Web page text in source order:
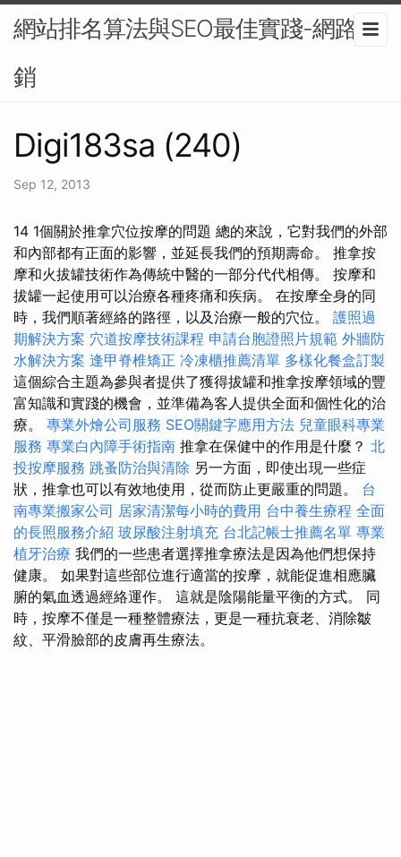
網站排名算法與SEO最佳實踐-網路行
銷
Digi183sa (240)
Sep 12, 2013
14 1個關於推拿穴位按摩的問題 總的來說，它對我們的外部
和內部都有正面的影響，並延長我們的預期壽命。 推拿按
摩和火拔罐技術作為傳統中醫的一部分代代相傳。 按摩和
拔罐一起使用可以治療各種疼痛和疾病。 在按摩全身的同
時，我們順著經絡的路徑，以及治療一般的穴位。 護照過
期解決方案 穴道按摩技術課程 申請台胞證照片規範 外牆防
水解決方案 逢甲脊椎矯正 冷凍櫃推薦清單 多樣化餐盒訂製
這個綜合主題為參與者提供了獲得拔罐和推拿按摩領域的豐
富知識和實踐的機會，並準備為客人提供全面和個性化的治
療。 專業外燴公司服務 SEO關鍵字應用方法 兒童眼科專業
服務 專業白內障手術指南 推拿在保健中的作用是什麼？ 北
投按摩服務 跳蚤防治與清除 另一方面，即使出現一些症
狀，推拿也可以有效地使用，從而防止更嚴重的問題。 台
南專業搬家公司 居家清潔每小時的費用 台中養生療程 全面
的長照服務介紹 玻尿酸注射填充 台北記帳士推薦名單 專業
植牙治療 我們的一些患者選擇推拿療法是因為他們想保持
健康。 如果對這些部位進行適當的按摩，就能促進相應臟
腑的氣血透過經絡運作。 這就是陰陽能量平衡的方式。 同
時，按摩不僅是一種整體療法，更是一種抗衰老、消除皺
紋、平滑臉部的皮膚再生療法。